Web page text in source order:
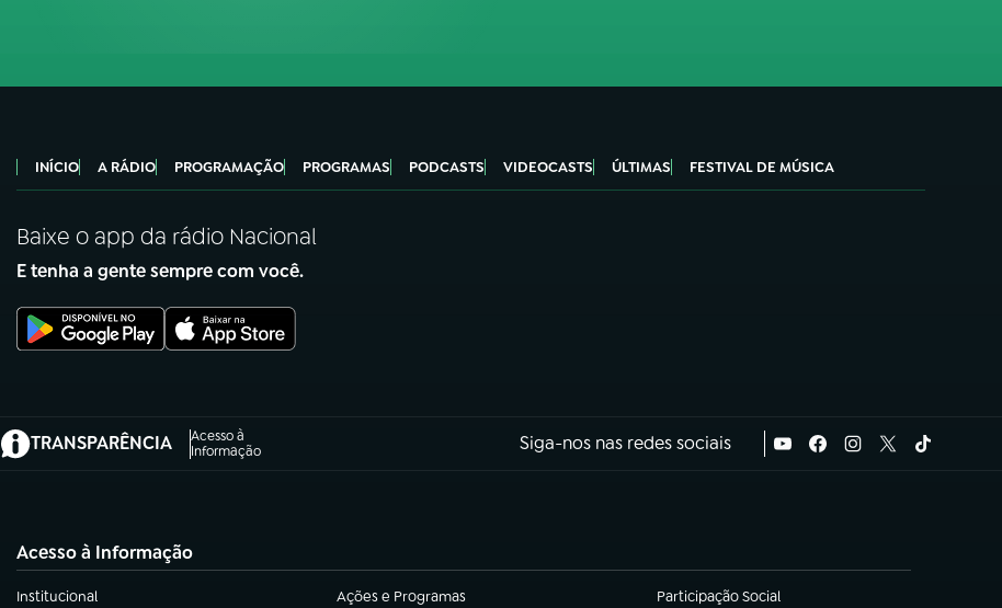
INÍCIO A RÁDIO PROGRAMAÇÃO PROGRAMAS PODCASTS VIDEOCASTS ÚLTIMAS FESTIVAL DE MÚSICA
Baixe o app da rádio Nacional
E tenha a gente sempre com você.
TRANSPARÊNCIA
Acesso à
Informação
(abre em nova aba) Siga-nos nas redes sociais
Acesso à Informação
Institucional
(abre em nova aba) Ações e Programas
(abre em nova aba) Participação Social
(abre em nova aba)